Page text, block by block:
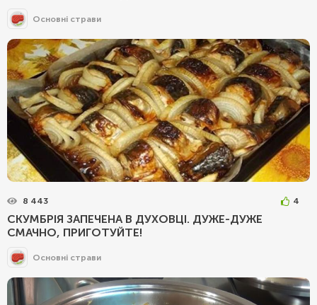
Основні страви
8 443 4
СКУМБРІЯ ЗАПЕЧЕНА В ДУХОВЦІ. ДУЖЕ-ДУЖЕ
СМАЧНО, ПРИГОТУЙТЕ!
Основні страви